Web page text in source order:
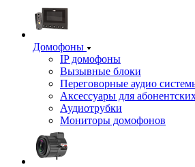
Домофоны
IP домофоны
Вызывные блоки
Переговорные аудио
Аксессуары для
Аудиотрубки
Мониторы домофонов